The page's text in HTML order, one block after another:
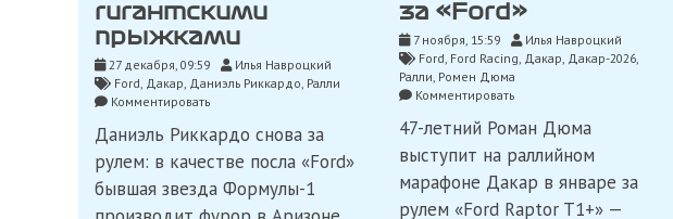
гигантскими
прыжками
27 декабря, 09:59
Илья Навроцкий
Ford, Дакар, Даниэль Риккардо, Ралли
Комментироватьon
в
пустыне:
шокировал
«Ford»
Даниэль Риккардо снова за
рулем: в качестве посла «Ford»
бывшая звезда Формулы-1
за «Ford»
7 ноября, 15:59
Илья Навроцкий
Ford, Ford Racing, Дакар, Дакар-2026,
Ралли, Ромен Дюма
Комментироватьon
Ле-
Мана
выступит
в
47-летний Роман Дюма
выступит на раллийном
марафоне Дакар в январе за
рулем «Ford Raptor T1+» —